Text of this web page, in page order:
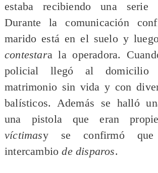
estaba recibiendo una serie
Durante la comunicación
marido está en el suelo y
contestara la operadora.
policial llegó al domicilio
matrimonio sin vida y con
balísticos. Además se halló
una pistola que eran
víctimasy se confirmó
intercambiode disparos.